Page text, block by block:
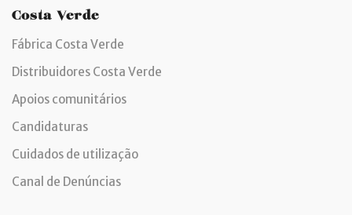
Costa Verde
Fábrica Costa Verde
Distribuidores Costa Verde
Apoios comunitários
Candidaturas
Cuidados de utilização
Canal de Denúncias